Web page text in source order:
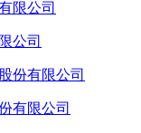
公司
有限公司